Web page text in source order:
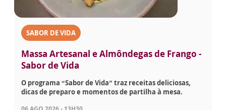
SABOR DE VIDA
Massa Artesanal e Almôndegas de Frango -
Sabor de Vida
O programa “Sabor de Vida” traz receitas deliciosas,
dicas de preparo e momentos de partilha à mesa.